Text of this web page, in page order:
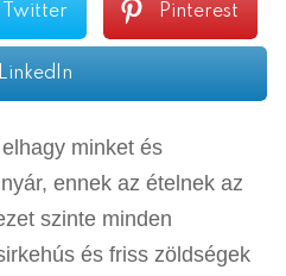
Twitter Pinterest
LinkedIn
minket és
ennek az ételnek az
szinte minden
és friss zöldségek